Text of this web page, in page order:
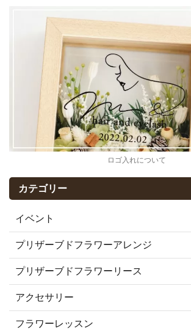
ロゴ入れについて
カテゴリー
イベント
プリザーブドフラワーアレンジ
プリザーブドフラワーリース
アクセサリー
フラワーレッスン